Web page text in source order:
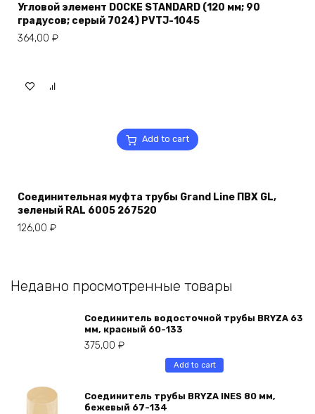
Угловой элемент DOCKE STANDARD (120 мм; 90
градусов; серый 7024) PVTJ-1045
364,00 ₽
Add to cart
Соединительная муфта трубы Grand Line ПВХ GL,
зеленый RAL 6005 267520
126,00 ₽
Недавно просмотренные товары
Соединитель водосточной трубы BRYZA 63
мм, краcный 60-133
375,00 ₽
Add to cart
Соединитель трубы BRYZA INES 80 мм,
бежевый 67-134